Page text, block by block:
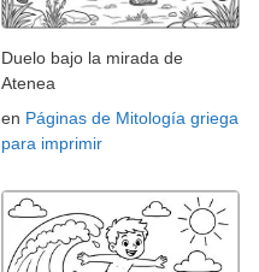
Duelo bajo la mirada de
Atenea
en Páginas de Mitología griega
para imprimir